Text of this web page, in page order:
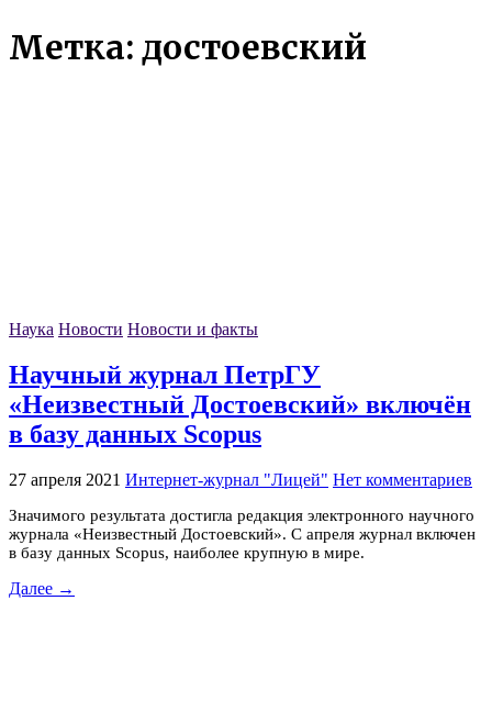
Метка: достоевский
Наука Новости Новости и факты
Научный журнал ПетрГУ
«Неизвестный Достоевский» включён
в базу данных Scopus
27 апреля 2021 Интернет-журнал "Лицей" Нет комментариев
Значимого результата достигла редакция электронного научного
журнала «Неизвестный Достоевский». С апреля журнал включен
в базу данных Scopus, наиболее крупную в мире.
Далее →